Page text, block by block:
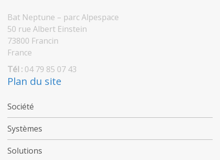
Bat Neptune – parc Alpespace
50 rue Albert Einstein
73800 Francin
France
Tél : 04 79 85 07 43
Plan du site
Société
Systèmes
Solutions